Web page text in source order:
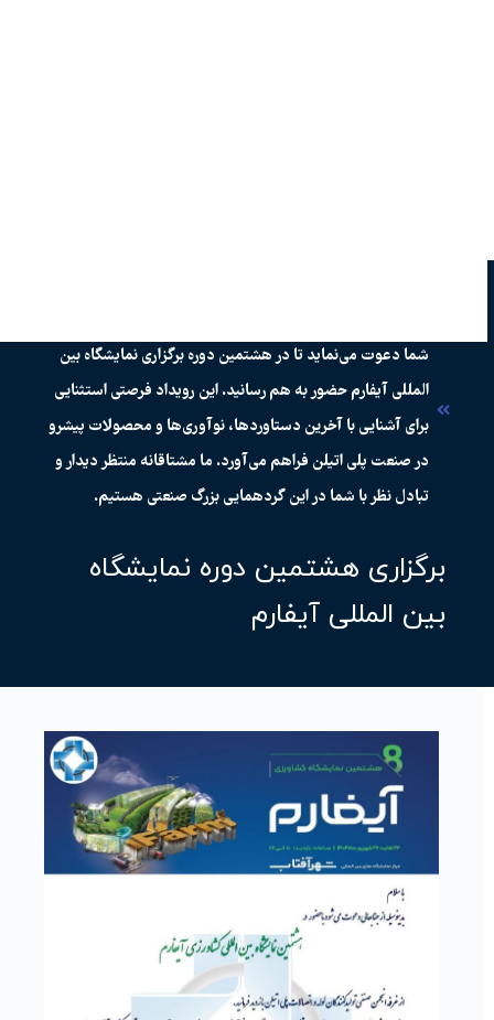
شما دعوت می‌نماید تا در هشتمین دوره برگزاری نمایشگاه بین
المللی آیفارم حضور به هم رسانید. این رویداد فرصتی استثنایی
برای آشنایی با آخرین دستاوردها، نوآوری‌ها و محصولات پیشرو
در صنعت پلی اتیلن فراهم می‌آورد. ما مشتاقانه منتظر دیدار و
تبادل نظر با شما در این گردهمایی بزرگ صنعتی هستیم.
برگزاری هشتمین دوره نمایشگاه
بین المللی آیفارم